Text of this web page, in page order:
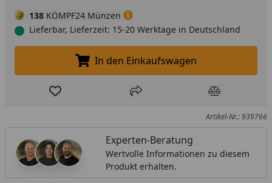
138 KÖMPF24 Münzen
Lieferbar, Lieferzeit: 15-20 Werktage in Deutschland
In den Einkaufswagen legen
In den Einkaufswagen
Produkt zur Wunschliste hinzufügen
Teilen Produkt
Artikel-Nr.: 939766
Experten-Beratung
Wertvolle Informationen zu diesem
Produkt erhalten.